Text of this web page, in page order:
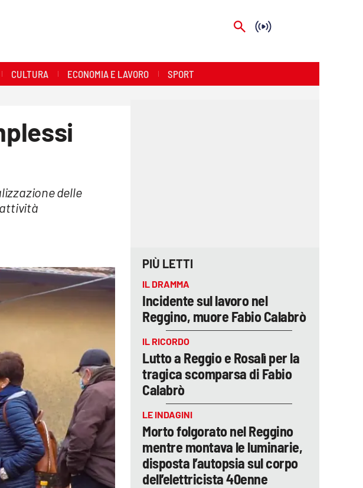
CULTURA ECONOMIA E LAVORO SPORT
delle
PIÙ LETTI
IL DRAMMA
Incidente sul lavoro nel
Reggino, muore Fabio Calabrò
IL RICORDO
Lutto a Reggio e Rosalì per la
tragica scomparsa di Fabio
Calabrò
LE INDAGINI
Morto folgorato nel Reggino
mentre montava le luminarie,
disposta l’autopsia sul corpo
dell’elettricista 40enne